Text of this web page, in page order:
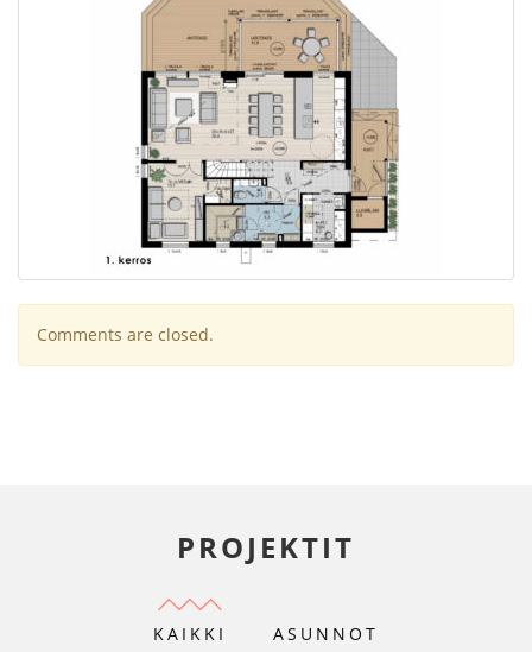
Comments are closed.
PROJEKTIT
KAIKKI ASUNNOT